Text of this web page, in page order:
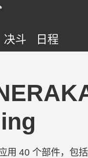
决斗 日程
40 个部件，包